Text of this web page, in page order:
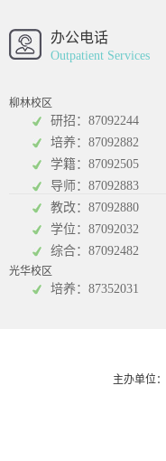
工商管理
办公电话
Outpatient Services
柳林校区
研招：87092244
培养：87092882
学籍：87092505
导师：87092883
教改：87092880
学位：87092032
综合：87092482
光华校区
培养：87352031
主办单位